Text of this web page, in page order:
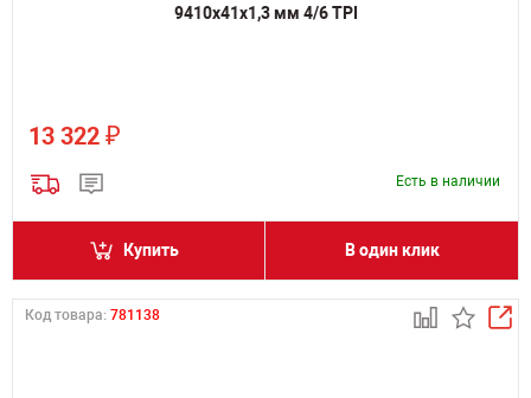
9410х41х1,3 мм 4/6 TPI
13 322 ₽
Есть в наличии
Купить В один клик
Код товара: 781138